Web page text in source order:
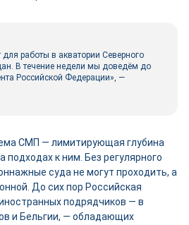
работы в акватории Северного
В течение недели мы доведём до
Российской Федерации», —
СМП — лимитирующая глубина
подходах к ним. Без регулярного
суда не могут проходить, а
До сих пор Российская
подрядчиков — в
и Бельгии, — обладающих